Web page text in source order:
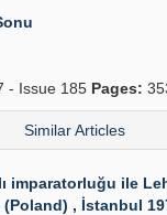
- Issue 185 Pages:
Similar Articles
imparatorluğu ile
, İstanbul